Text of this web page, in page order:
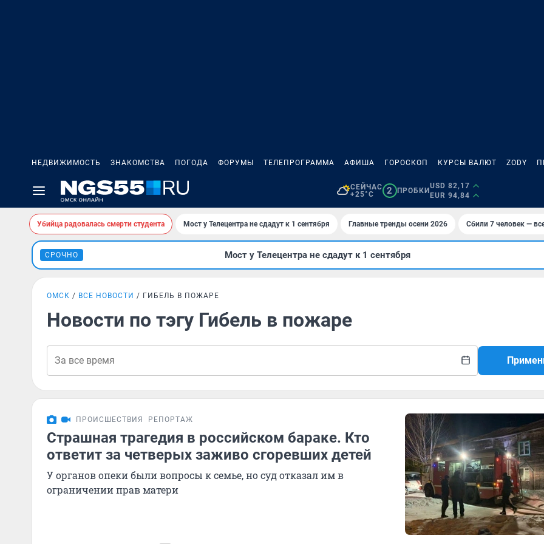
НЕДВИЖИМОСТЬ ЗНАКОМСТВА ПОГОДА ФОРУМЫ ТЕЛЕПРОГРАММА АФИША ГОРОСКОП КУРСЫ ВАЛЮТ ZODY
СЕЙЧАС
+25°C
2 ПРОБКИ
USD 82,17
EUR 94,84
Убийца радовалась смерти студента Мост у Телецентра не сдадут к 1 сентября Главные тренды осени 2026 Сбили 7 человек —
СРОЧНО Мост у Телецентра не сдадут к 1 сентября
ОМСК ВСЕ НОВОСТИ ГИБЕЛЬ В ПОЖАРЕ
Новости по тэгу Гибель в пожаре
ПРОИСШЕСТВИЯ РЕПОРТАЖ
Страшная трагедия в российском бараке. Кто
ответит за четверых заживо сгоревших детей
У органов опеки были вопросы к семье, но суд отказал им в
ограничении прав матери